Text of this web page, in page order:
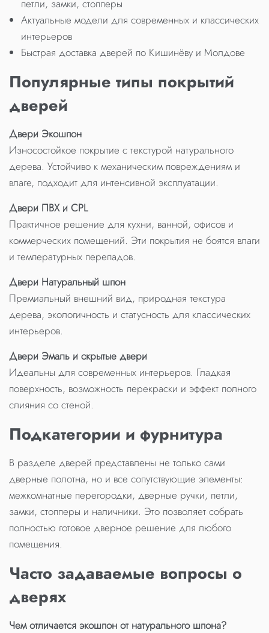
петли, замки, стопперы
Актуальные модели для современных и классических
интерьеров
Быстрая доставка дверей по Кишинёву и Молдове
Популярные типы покрытий
дверей
Двери Экошпон
Износостойкое покрытие с текстурой натурального
дерева. Устойчиво к механическим повреждениям и
влаге, подходит для интенсивной эксплуатации.
Двери ПВХ и CPL
Практичное решение для кухни, ванной, офисов и
коммерческих помещений. Эти покрытия не боятся влаги
и температурных перепадов.
Двери Натуральный шпон
Премиальный внешний вид, природная текстура
дерева, экологичность и статусность для классических
интерьеров.
Двери Эмаль и скрытые двери
Идеальны для современных интерьеров. Гладкая
поверхность, возможность перекраски и эффект полного
слияния со стеной.
Подкатегории и фурнитура
В разделе дверей представлены не только сами
дверные полотна, но и все сопутствующие элементы:
межкомнатные перегородки, дверные ручки, петли,
замки, стопперы и наличники. Это позволяет собрать
полностью готовое дверное решение для любого
помещения.
Часто задаваемые вопросы о
дверях
Чем отличается экошпон от натурального шпона?